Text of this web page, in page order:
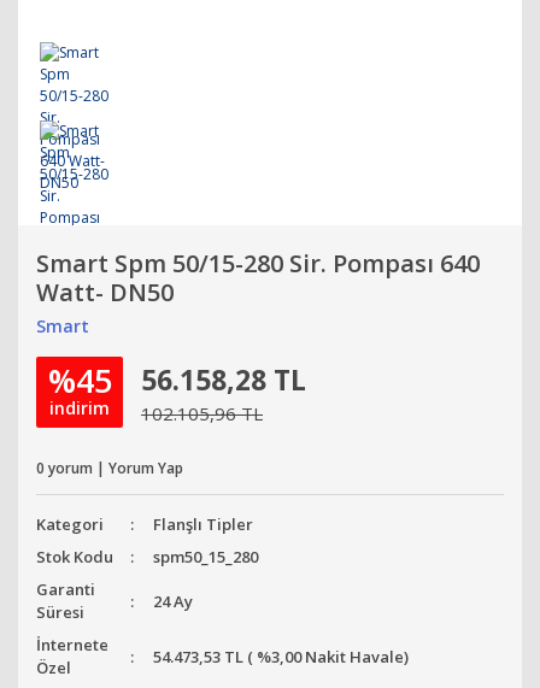
Smart Spm 50/15-280 Sir. Pompası 640
Watt- DN50
Smart
%45
indirim
56.158,28 TL
102.105,96 TL
0 yorum | Yorum Yap
Kategori
Flanşlı Tipler
Stok Kodu
spm50_15_280
Garanti
Süresi
24 Ay
İnternete
Özel
54.473,53 TL ( %3,00 Nakit Havale)